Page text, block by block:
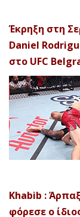
Έκρηξη στη
Daniel
στο UFC
Khabib :
φόρεσε ο